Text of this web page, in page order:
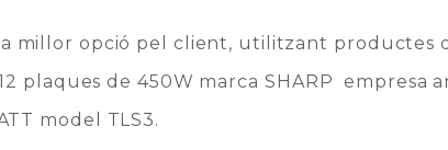
millor opció pel client, utilitzant productes
plaques de 450W marca SHARP empresa
model TLS3.